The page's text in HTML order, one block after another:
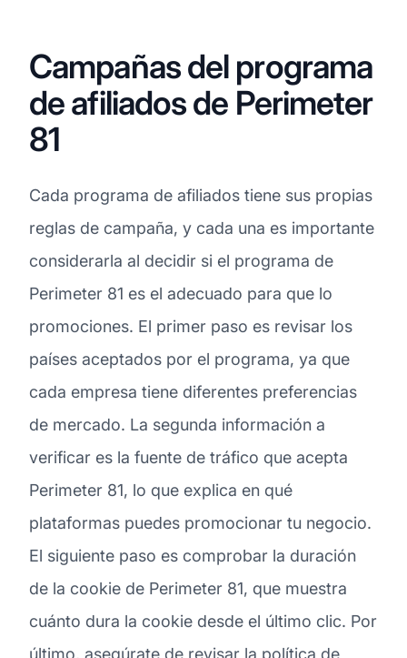
Campañas del programa
de afiliados de Perimeter
81
Cada programa de afiliados tiene sus propias
reglas de campaña, y cada una es importante
considerarla al decidir si el programa de
Perimeter 81 es el adecuado para que lo
promociones. El primer paso es revisar los
países aceptados por el programa, ya que
cada empresa tiene diferentes preferencias
de mercado. La segunda información a
verificar es la fuente de tráfico que acepta
Perimeter 81, lo que explica en qué
plataformas puedes promocionar tu negocio.
El siguiente paso es comprobar la duración
de la cookie de Perimeter 81, que muestra
cuánto dura la cookie desde el último clic. Por
último, asegúrate de revisar la política de